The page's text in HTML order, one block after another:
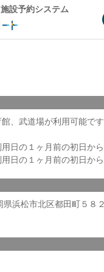
設予約システム
、武道場が利用可能です
日の１ヶ月前の初日から
日の１ヶ月前の初日から
浜松市北区都田町５８